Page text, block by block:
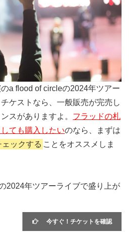
a flood of circleの2024年ツアー
ケストなら、一般販売が完売し
スがありますよ。 フラッドの札
ても購入したいのなら、まずは
ックする ことをオススメしま
2024年ツアーライブで盛り上が
今すぐ！チケットを確認